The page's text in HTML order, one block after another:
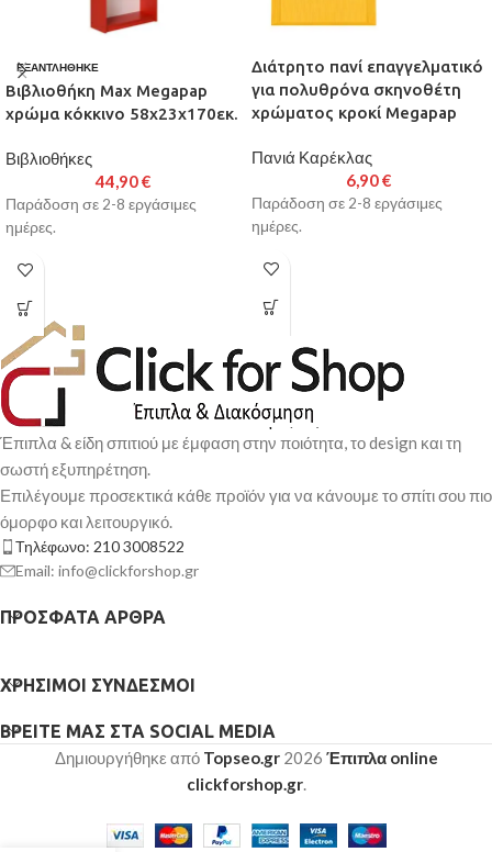
ΕΞΑΝΤΛΉΘΗΚΕ
Βιβλιοθήκη Max Megapap
χρώμα κόκκινο 58x23x170εκ.
Βιβλιοθήκες
44,90€
Παράδοση σε 2-8 εργάσιμες
ημέρες.
Διάτρητο πανί επαγγελματικό
για πολυθρόνα σκηνοθέτη
χρώματος κροκί Megapap
Πανιά Καρέκλας
6,90€
Παράδοση σε 2-8 εργάσιμες
ημέρες.
Έπιπλα & είδη σπιτιού με έμφαση στην ποιότητα, το design και τη
σωστή εξυπηρέτηση.
Επιλέγουμε προσεκτικά κάθε προϊόν για να κάνουμε το σπίτι σου πιο
όμορφο και λειτουργικό.
Τηλέφωνο: 210 3008522
Email: info@clickforshop.gr
ΠΡΌΣΦΑΤΑ ΆΡΘΡΑ
ΧΡΉΣΙΜΟΙ ΣΎΝΔΕΣΜΟΙ
ΒΡΕΊΤΕ ΜΑΣ ΣΤΑ SOCIAL MEDIA
Δημιουργήθηκε από Topseo.gr2026 Έπιπλα online
clickforshop.gr.